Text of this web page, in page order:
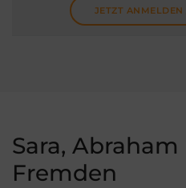
JETZT ANMELDEN
Sara,
Fremden